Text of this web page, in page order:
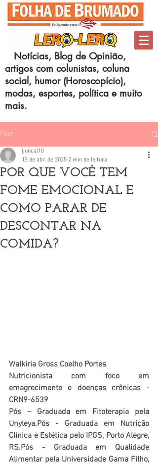
Notícias, Blog de Opinião,
artigos com colunistas, coluna
social, humor (Horoscopício),
modas, esportes, política e muito
mais.
Post
POR QUE VOCÊ TEM
FOME EMOCIONAL E
COMO PARAR DE
DESCONTAR NA
COMIDA?
jjuncal10
12 de abr. de 2025 2 min de leitura
Walkiria Gross Coelho Portes
Nutricionista com foco em
emagrecimento e doenças crônicas -
CRN9-6539
Pós – Graduada em Fitoterapia pela
Unyleya.Pós - Graduada em Nutrição
Clínica e Estética pelo IPGS, Porto Alegre,
RS.Pós - Graduada em Qualidade
Alimentar pela Universidade Gama Filho,